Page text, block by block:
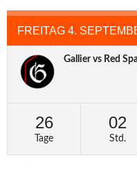
FREITAG 4.
Gallier vs Red
26
Tage
02
Std.